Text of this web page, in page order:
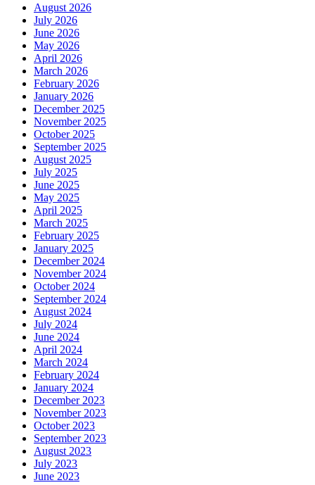
August 2026
July 2026
June 2026
May 2026
April 2026
March 2026
February 2026
January 2026
December 2025
November 2025
October 2025
September 2025
August 2025
July 2025
June 2025
May 2025
April 2025
March 2025
February 2025
January 2025
December 2024
November 2024
October 2024
September 2024
August 2024
July 2024
June 2024
April 2024
March 2024
February 2024
January 2024
December 2023
November 2023
October 2023
September 2023
August 2023
July 2023
June 2023